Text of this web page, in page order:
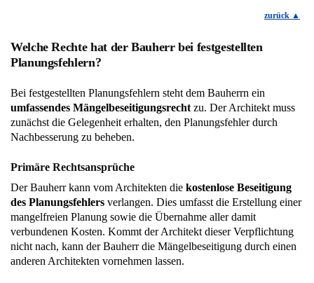
zurück
Welche Rechte hat der Bauherr bei festgestellten
Planungsfehlern?
Bei festgestellten Planungsfehlern steht dem Bauherrn ein
umfassendes Mängelbeseitigungsrecht zu. Der Architekt muss
zunächst die Gelegenheit erhalten, den Planungsfehler durch
Nachbesserung zu beheben.
Primäre Rechtsansprüche
Der Bauherr kann vom Architekten die kostenlose Beseitigung
des Planungsfehlers verlangen. Dies umfasst die Erstellung einer
mangelfreien Planung sowie die Übernahme aller damit
verbundenen Kosten. Kommt der Architekt dieser Verpflichtung
nicht nach, kann der Bauherr die Mängelbeseitigung durch einen
anderen Architekten vornehmen lassen.